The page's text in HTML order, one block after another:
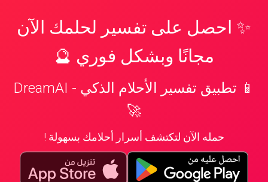
✨ احصل على تفسير لحلمك الآن
مجانًا وبشكل فوري 🔮
📱 تطبيق تفسير الأحلام الذكي - DreamAI
🚀
حمله الآن لتكتشف أسرار أحلامك بسهولة !